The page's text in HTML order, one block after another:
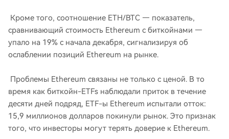
Кроме того, соотношение ETH/BTC — показатель,
сравнивающий стоимость Ethereum с биткойнами —
упало на 19% с начала декабря, сигнализируя об
ослаблении позиций Ethereum на рынке.
Проблемы Ethereum связаны не только с ценой. В то
время как биткойн-ETFs наблюдали приток в течение
десяти дней подряд, ETF-ы Ethereum испытали отток:
15,9 миллионов долларов покинули рынок. Это признак
того, что инвесторы могут терять доверие к Ethereum.